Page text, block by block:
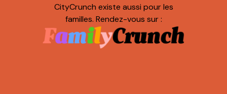
CityCrunch existe aussi pour les
familles. Rendez-vous sur :